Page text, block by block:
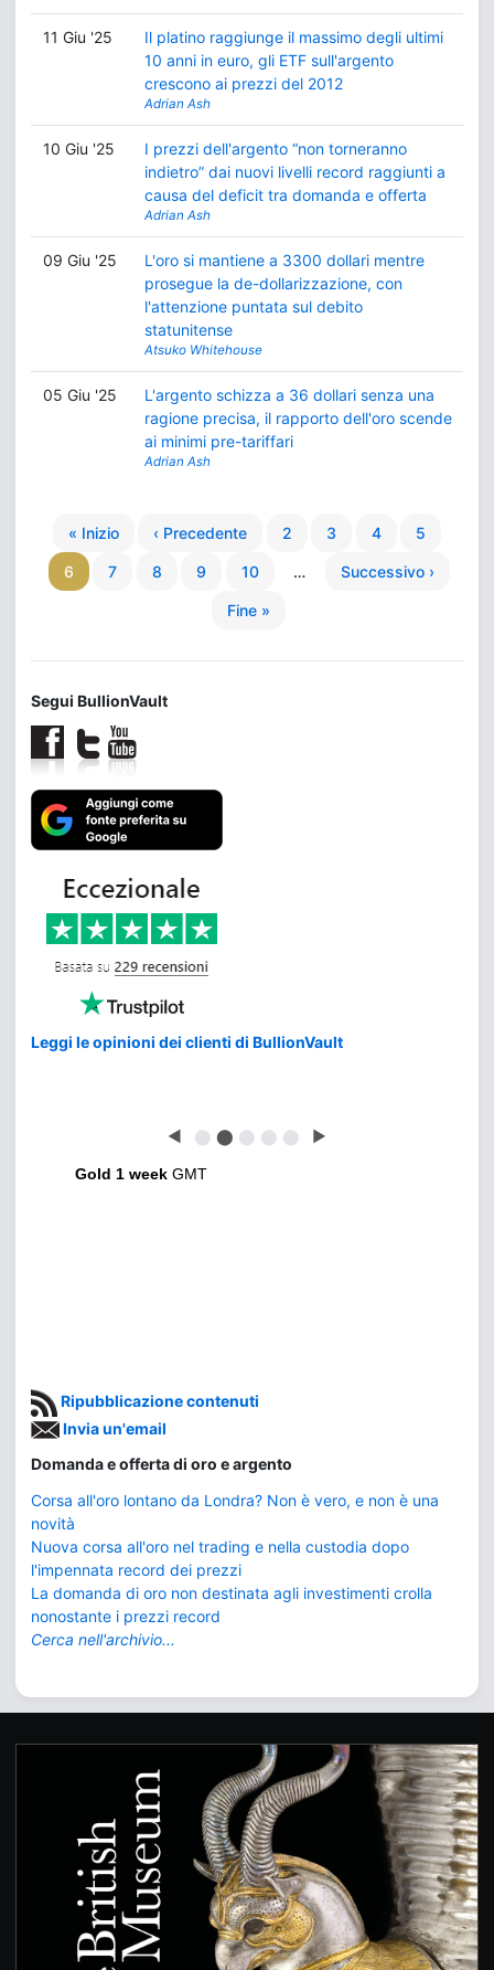
11 Giu '25
Il platino raggiunge il massimo degli ultimi
10 anni in euro, gli ETF sull'argento
crescono ai prezzi del 2012
Adrian Ash
10 Giu '25
I prezzi dell'argento “non torneranno
indietro” dai nuovi livelli record raggiunti a
causa del deficit tra domanda e offerta
Adrian Ash
09 Giu '25
L'oro si mantiene a 3300 dollari mentre
prosegue la de-dollarizzazione, con
l'attenzione puntata sul debito
statunitense
Atsuko Whitehouse
05 Giu '25
L'argento schizza a 36 dollari senza una
ragione precisa, il rapporto dell'oro scende
ai minimi pre-tariffari
Adrian Ash
« Inizio ‹ Precedente 2 3 4 5
6 7 8 9 10 … Successivo ›
Fine »
Segui BullionVault
Leggi le opinioni dei clienti di BullionVault
◀ ⬤ ⬤ ⬤ ⬤ ⬤ ▶
Gold 1 week GMT
Ripubblicazione contenuti
Invia un'email
Domanda e offerta di oro e argento
Corsa all'oro lontano da Londra? Non è vero, e non è una
novità
Nuova corsa all'oro nel trading e nella custodia dopo
l'impennata record dei prezzi
La domanda di oro non destinata agli investimenti crolla
nonostante i prezzi record
Cerca nell'archivio...